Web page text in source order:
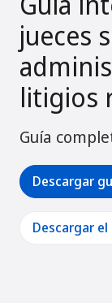
jueces
litigios
Guía
Descargar
Descargar